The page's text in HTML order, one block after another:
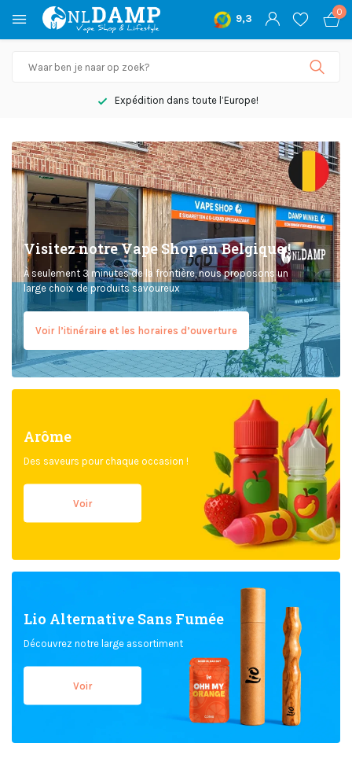
9,3
0
Expédition dans toute l’Europe!
Visitez notre Vape Shop en Belgique !
À seulement 3 minutes de la frontière, nous proposons un
large choix de produits savoureux
Voir l’itinéraire et les horaires d’ouverture
Arôme
Des saveurs pour chaque occasion !
Voir
Lio Alternative Sans Fumée
Découvrez notre large assortiment
Voir